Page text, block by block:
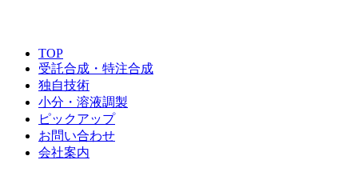
TOP
受託合成・特注合成
独自技術
小分・溶液調製
ピックアップ
お問い合わせ
会社案内